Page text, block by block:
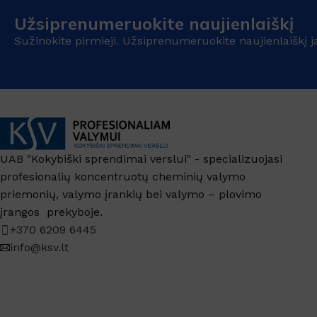
Užsiprenumeruokite naujienlaiškį
Sužinokite pirmieji. Užsiprenumeruokite naujienlaiškį
UAB "Kokybiški sprendimai verslui" - specializuojasi
profesionalių koncentruotų cheminių valymo
priemonių, valymo įrankių bei valymo – plovimo
įrangos prekyboje.
+370 6209 6445
info@ksv.lt